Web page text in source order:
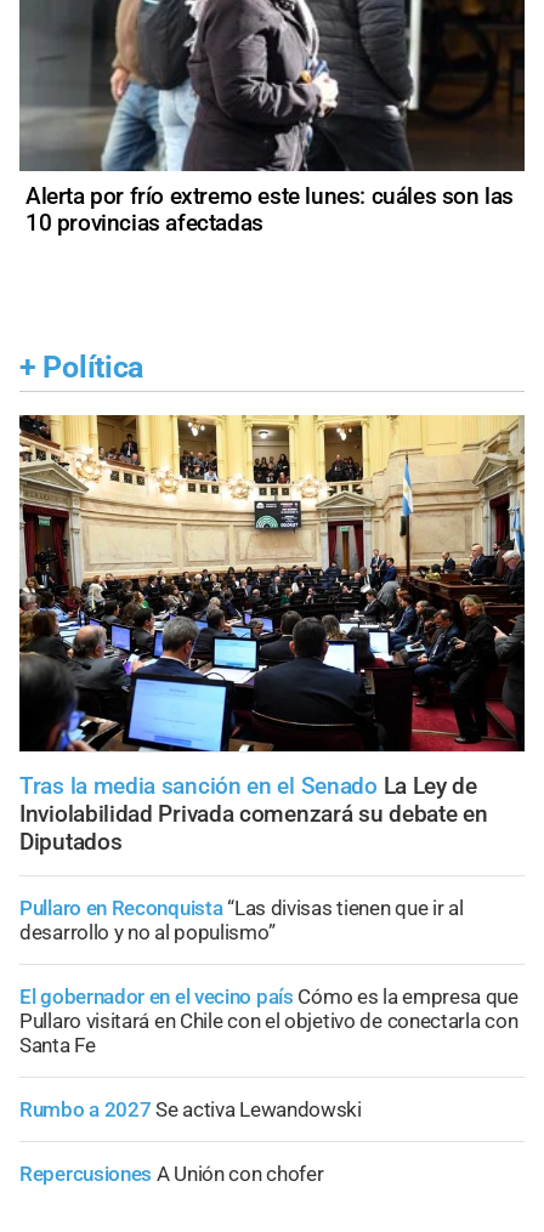
Alerta por frío extremo este lunes: cuáles son las
10 provincias afectadas
+ Política
Tras la media sanción en el Senado La Ley de
Inviolabilidad Privada comenzará su debate en
Diputados
Pullaro en Reconquista“Las divisas tienen que ir al
desarrollo y no al populismo”
El gobernador en el vecino país Cómo es la empresa que
Pullaro visitará en Chile con el objetivo de conectarla con
Santa Fe
Rumbo a 2027 Se activa Lewandowski
Repercusiones A Unión con chofer